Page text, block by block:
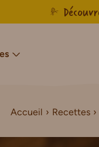
& Sans
Sucres & Sans
Notre savoir-faire
Accueil Recettes